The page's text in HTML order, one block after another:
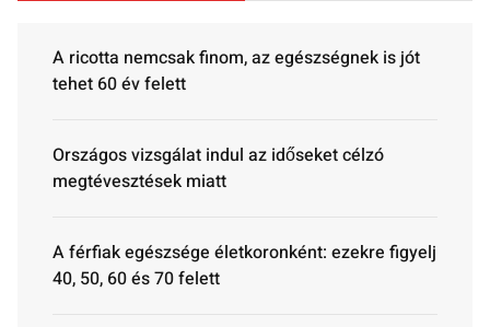
A ricotta nemcsak finom, az egészségnek is jót
tehet 60 év felett
Országos vizsgálat indul az időseket célzó
megtévesztések miatt
A férfiak egészsége életkoronként: ezekre figyelj
40, 50, 60 és 70 felett